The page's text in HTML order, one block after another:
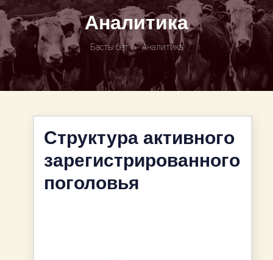
Аналитика
Басты бет › Аналитика
Структура активного
зарегистрированного
поголовья